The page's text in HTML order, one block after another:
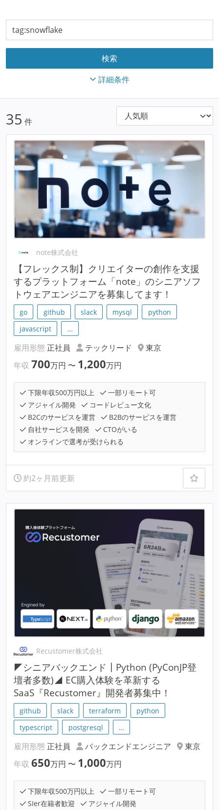
詳細条件
35 件
note株式会社
【フレックス制】クリエイターの創作を支援
するプラットフォーム「note」のシニアソフ
トウェアエンジニアを募集してます！
go github slack mysql
python
javascript
…
雇用形態 正社員 テックリード
東京
年収 700万円 〜 1,200万円
下限年収500万円以上
一部リモート可
アジャイル開発
コードレビュー文化
B2Cのサービスを運営
B2Bのサービスを運営
自社サービスを開発
CTOがいる
オンラインで選考が受けられる
約2ヶ月前更新
Recustomer株式会社
◤シニアバックエンド┃Python (PyConJP登
壇者多数)◢ EC購入体験を革新する
SaaS『Recustomer』開発者募集中！
github slack terraform
python
typescript
postgresql …
雇用形態 正社員 バックエンドエンジニア
東京
年収 650万円 〜 1,000万円
下限年収500万円以上
一部リモート可
SIer在籍者歓迎
アジャイル開発